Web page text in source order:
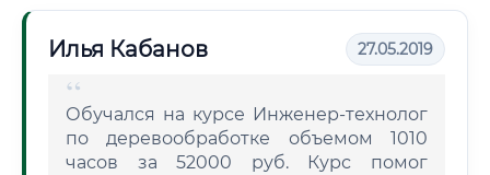
Илья Кабанов 27.05.2019
Обучался на курсе Инженер-технолог
по деревообработке объемом 1010
часов за 52000 руб. Курс помог